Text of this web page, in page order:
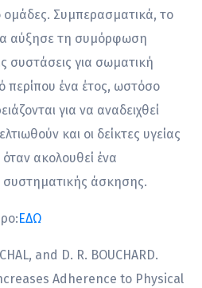
ομάδες. Συμπερασματικά, το
αύξησε τη συμόρφωση
συστάσεις για σωματική
περίπου ένα έτος, ωστόσο
για να αναδειχθεί
και οι δείκτες υγείας
ακολουθεί ένα
συστηματικής άσκησης.
ΕΔΩ
and D. R. BOUCHARD.
Adherence to Physical